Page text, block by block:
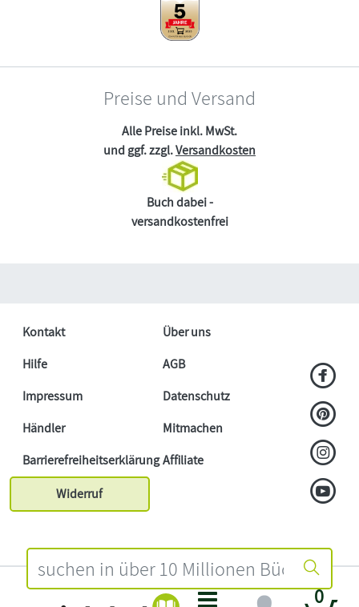
0
Preise und Versand
Alle Preise inkl. MwSt.
und ggf. zzgl.Versandkosten
Buch dabei -
versandkostenfrei
Kontakt
Über uns
Hilfe
AGB
Impressum
Datenschutz
Händler
Mitmachen
BarrierefreiheitserklärungAffiliate
Widerruf